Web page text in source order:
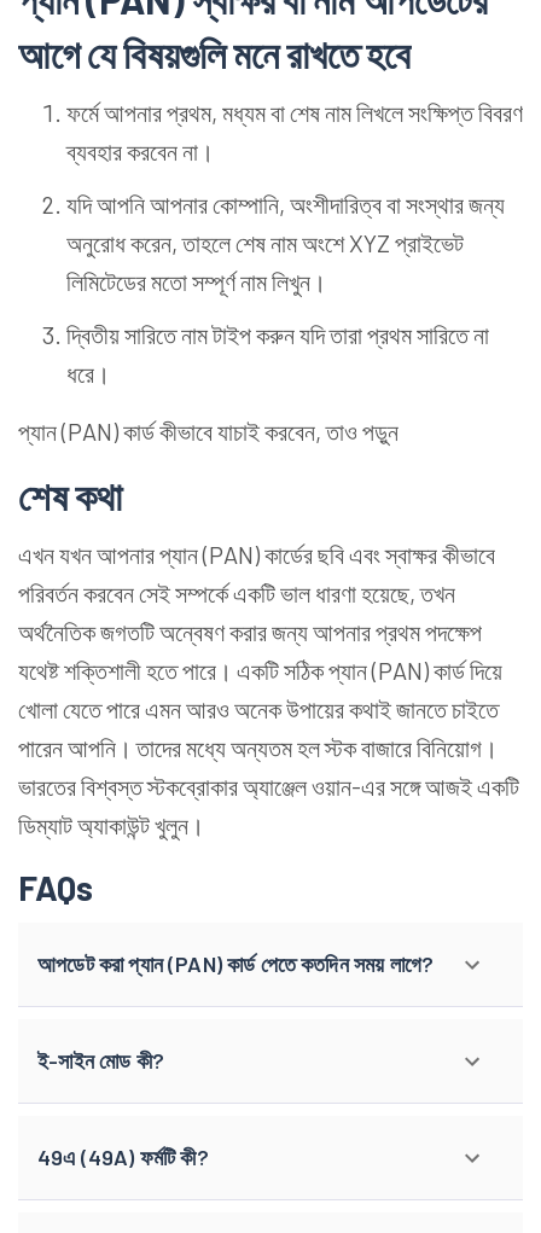
আগে যে বিষয়গুলি মনে রাখতে হবে
ফর্মে আপনার প্রথম, মধ্যম বা শেষ নাম লিখলে সংক্ষিপ্ত বিবরণ
ব্যবহার করবেন না।
যদি আপনি আপনার কোম্পানি, অংশীদারিত্ব বা সংস্থার জন্য
অনুরোধ করেন, তাহলে শেষ নাম অংশে XYZ প্রাইভেট
লিমিটেডের মতো সম্পূর্ণ নাম লিখুন।
দ্বিতীয় সারিতে নাম টাইপ করুন যদি তারা প্রথম সারিতে না
ধরে।
প্যান (PAN) কার্ড কীভাবে যাচাই করবেন, তাও পড়ুন
শেষ কথা
এখন যখন আপনার প্যান (PAN) কার্ডের ছবি এবং স্বাক্ষর কীভাবে
পরিবর্তন করবেন সেই সম্পর্কে একটি ভাল ধারণা হয়েছে, তখন
অর্থনৈতিক জগতটি অন্বেষণ করার জন্য আপনার প্রথম পদক্ষেপ
যথেষ্ট শক্তিশালী হতে পারে। একটি সঠিক প্যান (PAN) কার্ড দিয়ে
খোলা যেতে পারে এমন আরও অনেক উপায়ের কথাই জানতে চাইতে
পারেন আপনি। তাদের মধ্যে অন্যতম হল স্টক বাজারে বিনিয়োগ।
ভারতের বিশ্বস্ত স্টকব্রোকার অ্যাঞ্জেল ওয়ান-এর সঙ্গে আজই একটি
ডিম্যাট অ্যাকাউন্ট খুলুন।
FAQs
আপডেট করা প্যান (PAN) কার্ড পেতে কতদিন সময় লাগে?
ই-সাইন মোড কী?
49এ (49A) ফর্মটি কী?